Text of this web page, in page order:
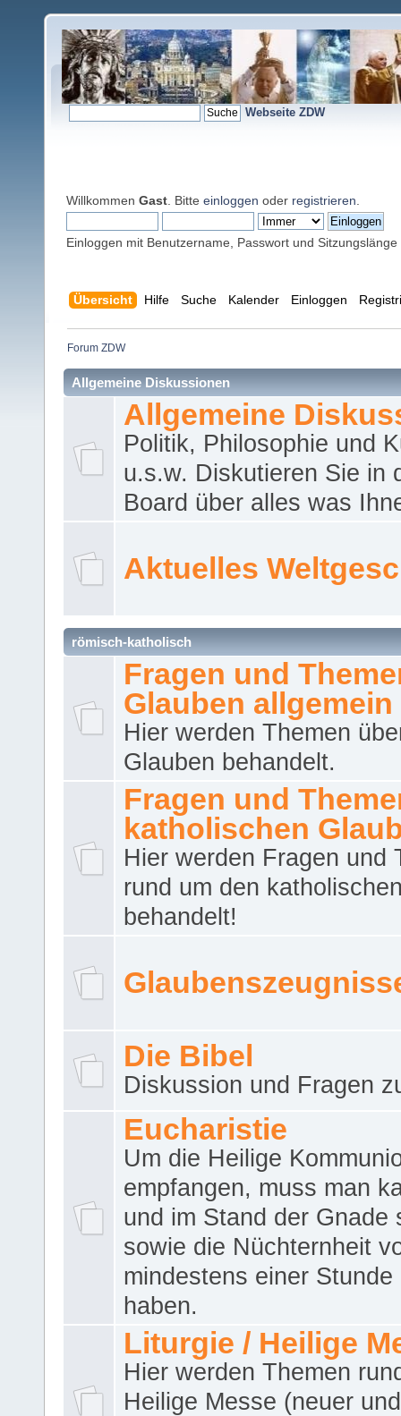
Webseite ZDW
Willkommen Gast . Bitte einloggen oder registrieren
Einloggen mit Benutzername, Passwort und Sitzungslänge
Übersicht Hilfe Suche Kalender Einloggen
Forum ZDW
Allgemeine Diskussionen
Allgemeine
Politik, Philosophie und
u.s.w. Diskutieren Sie in
Board über alles was
Aktuelles
römisch-katholisch
Fragen und
Glauben allgemein
Hier werden Themen
Glauben behandelt.
Fragen und
katholischen
Hier werden Fragen und
rund um den
behandelt!
Die Bibel
Diskussion und Fragen
Eucharistie
Um die Heilige
empfangen, muss man
und im Stand der Gnade
sowie die Nüchternheit
mindestens einer Stunde
haben.
Liturgie / Heilige
Hier werden Themen
Heilige Messe (neuer